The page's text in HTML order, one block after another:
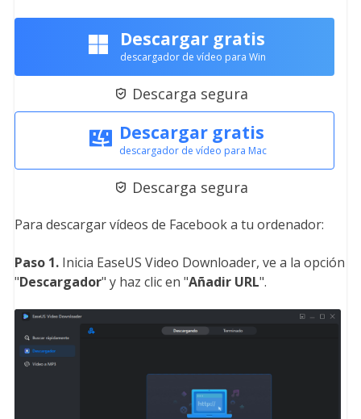
Descargar gratis
descargador de vídeo para Win
 Descarga segura
Descargar gratis
descargador de vídeo para Mac
 Descarga segura
Para descargar vídeos de Facebook a tu ordenador:
Paso 1. Inicia EaseUS Video Downloader, ve a la opción
"Descargador" y haz clic en "Añadir URL".